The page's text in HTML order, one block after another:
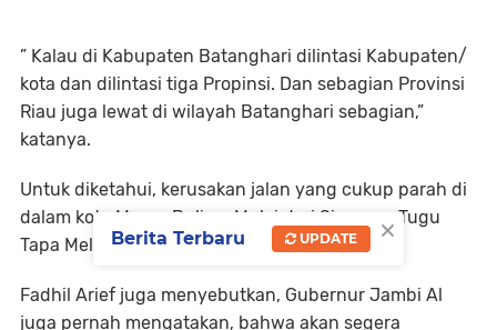
” Kalau di Kabupaten Batanghari dilintasi Kabupaten/
kota dan dilintasi tiga Propinsi. Dan sebagian Provinsi
Riau juga lewat di wilayah Batanghari sebagian,”
katanya.
Untuk diketahui, kerusakan jalan yang cukup parah di
dalam kota Muara Bulian. Mulai dari Simpang Tugu
Tapa Melenggang menuju Bajubang.
Fadhil Arief juga menyebutkan, Gubernur Jambi Al
juga pernah mengatakan, bahwa akan segera
×
Berita Terbaru UPDATE